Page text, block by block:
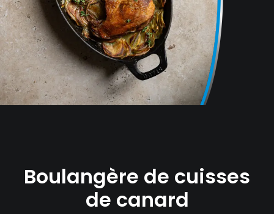
Boulangère de cuisses
de canard
cookies !
Nous utilisons des cookies pour nous assurer du bon
fonctionnement de notre site et à des fins analytiques.
Vous pouvez changer d’avis à tout moment en cliquant sur
l’icône présente sur chaque page de notre site.
En autorisant ces services tiers, vous acceptez le dépôt et la
lecture de cookies et l’utilisation de technologies de suivi